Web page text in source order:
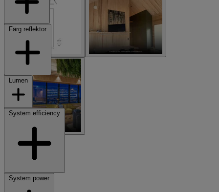
Färg reflektor
Lumen
System efficiency
System power